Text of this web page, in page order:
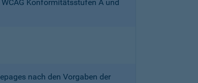
Konformitätsstufen A und
nach den Vorgaben der